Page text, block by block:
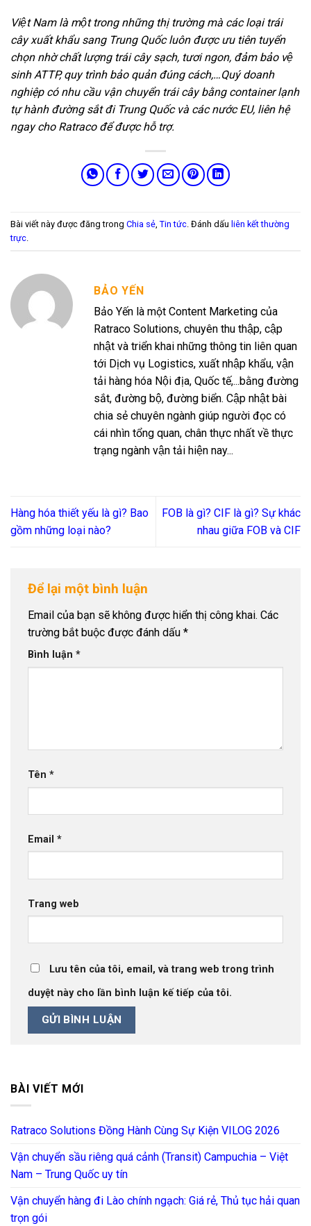
Việt Nam là một trong những thị trường mà các loại trái
cây xuất khẩu sang Trung Quốc luôn được ưu tiên tuyển
chọn nhờ chất lượng trái cây sạch, tươi ngon, đảm bảo vệ
sinh ATTP, quy trình bảo quản đúng cách,…Quý doanh
nghiệp có nhu cầu vận chuyển trái cây bằng container lạnh
tự hành đường sắt đi Trung Quốc và các nước EU, liên hệ
ngay cho Ratraco để được hỗ trợ.
Bài viết này được đăng trong Chia sẻ Tin tức . Đánh dấu liên kết thường
trực
BẢO YẾN
Bảo Yến là một Content Marketing của
Ratraco Solutions, chuyên thu thập, cập
nhật và triển khai những thông tin liên quan
tới Dịch vụ Logistics, xuất nhập khẩu, vận
tải hàng hóa Nội địa, Quốc tế,...bằng đường
sắt, đường bộ, đường biển. Cập nhật bài
chia sẻ chuyên ngành giúp người đọc có
cái nhìn tổng quan, chân thực nhất về thực
trạng ngành vận tải hiện nay...
Hàng hóa thiết yếu là gì? Bao
gồm những loại nào?
FOB là gì? CIF là gì? Sự khác
nhau giữa FOB và CIF
Để lại một bình luận
Email của bạn sẽ không được hiển thị công khai. Các
trường bắt buộc được đánh dấu *
Bình luận *
Tên *
Email *
Trang web
Lưu tên của tôi, email, và trang web trong trình
duyệt này cho lần bình luận kế tiếp của tôi.
BÀI VIẾT MỚI
Ratraco Solutions Đồng Hành Cùng Sự Kiện VILOG 2026
Vận chuyển sầu riêng quá cảnh (Transit) Campuchia – Việt
Nam – Trung Quốc uy tín
Vận chuyển hàng đi Lào chính ngạch: Giá rẻ, Thủ tục hải quan
trọn gói